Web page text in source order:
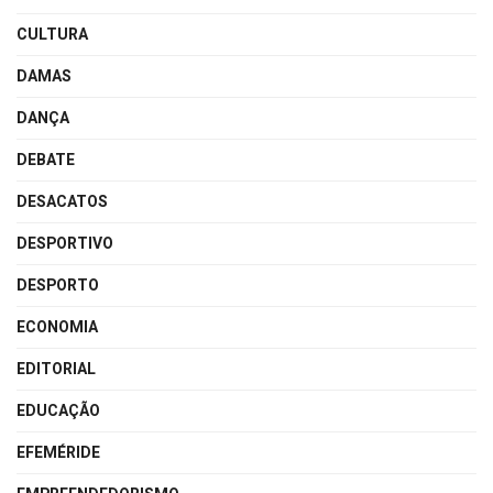
CULTURA
DAMAS
DANÇA
DEBATE
DESACATOS
DESPORTIVO
DESPORTO
ECONOMIA
EDITORIAL
EDUCAÇÃO
EFEMÉRIDE